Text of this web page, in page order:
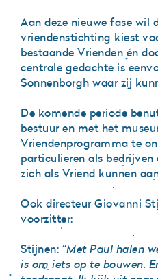
Aan deze nieuwe fase wil
vriendenstichting kiest
bestaande Vrienden én
centrale gedachte is
Sonnenborgh waar zij
De komende periode
bestuur en met het
Vriendenprogramma te
particulieren als
zich als Vriend kunnen
Ook directeur Giovanni
voorzitter:
Stijnen: “Met Paul halen
is om iets op te bouwen.